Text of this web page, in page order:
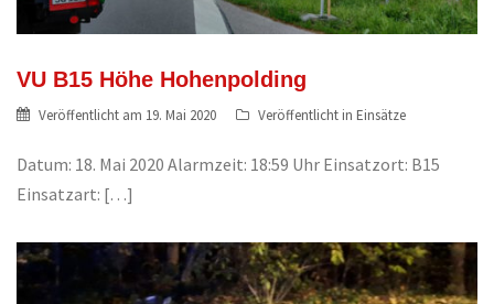
VU B15 Höhe Hohenpolding
Veröffentlicht am 19. Mai 2020 Veröffentlicht in Einsätze
Datum: 18. Mai 2020 Alarmzeit: 18:59 Uhr Einsatzort: B15
Einsatzart: […]